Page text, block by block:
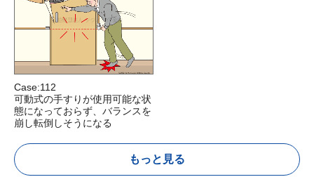
Case:112
可動式の手すりが使用可能な状
態になっておらず、バランスを
崩し転倒しそうになる
もっと見る